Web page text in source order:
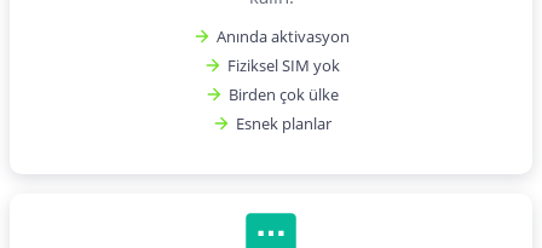
Anında aktivasyon
Fiziksel SIM yok
Birden çok ülke
Esnek planlar